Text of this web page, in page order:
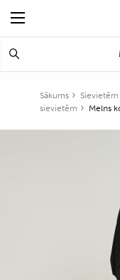
Sākums Sievietēm
sievietēm
Melns